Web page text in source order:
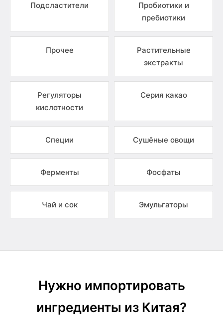
Подсластители
Пробиотики и
пребиотики
Прочее
Растительные
экстракты
Регуляторы
кислотности
Серия какао
Специи Сушёные овощи
Ферменты Фосфаты
Чай и сок Эмульгаторы
Нужно импортировать
ингредиенты из Китая?